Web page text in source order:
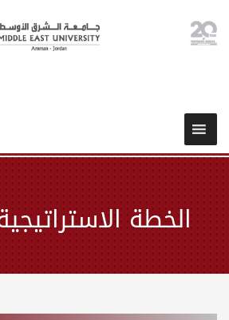
الخطة